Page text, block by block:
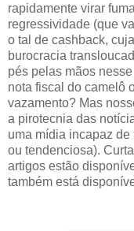
rapidamente virar
regressividade (que
o tal de cashback,
burocracia
pés pelas mãos
nota fiscal do camelô
vazamento? Mas
a pirotecnia das
uma mídia incapaz
ou tendenciosa).
artigos estão
também está